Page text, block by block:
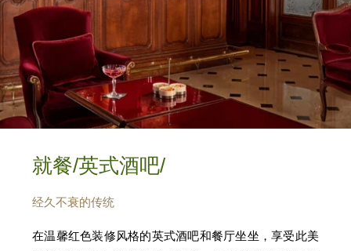
就餐/英式酒吧/
经久不衰的传统
在温馨红色装修风格的英式酒吧和餐厅坐坐，享受此美